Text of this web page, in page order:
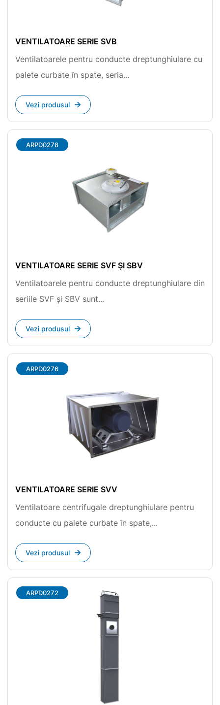
VENTILATOARE SERIE SVB
Ventilatoarele pentru conducte dreptunghiulare cu
palete curbate în spate, seria...
Vezi produsul
VENTILATOARE SERIE SVF ȘI SBV
Ventilatoarele pentru conducte dreptunghiulare din
seriile SVF și SBV sunt...
ARPD0278
Vezi produsul
VENTILATOARE SERIE SVV
Ventilatoare centrifugale dreptunghiulare pentru
conducte cu palete curbate în spate,...
ARPD0276
Vezi produsul
ARPD0272